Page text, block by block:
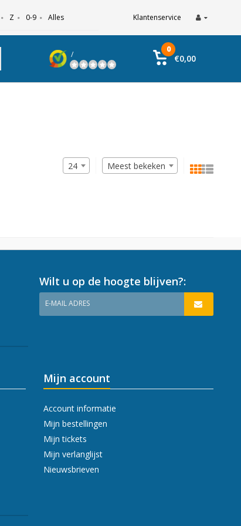
Z 0-9 Alles Klantenservice
/
0
€0,00
Meest bekeken
24
Wilt u op de hoogte blijven?:
E-MAIL ADRES
Mijn account
Account informatie
Mijn bestellingen
Mijn tickets
Mijn verlanglijst
Nieuwsbrieven